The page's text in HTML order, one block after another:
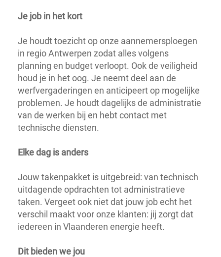
Je job in het kort
Je houdt toezicht op onze aannemersploegen
in regio Antwerpen zodat alles volgens
planning en budget verloopt. Ook de veiligheid
houd je in het oog. Je neemt deel aan de
werfvergaderingen en anticipeert op mogelijke
problemen. Je houdt dagelijks de administratie
van de werken bij en hebt contact met
technische diensten.
Elke dag is anders
Jouw takenpakket is uitgebreid: van technisch
uitdagende opdrachten tot administratieve
taken. Vergeet ook niet dat jouw job echt het
verschil maakt voor onze klanten: jij zorgt dat
iedereen in Vlaanderen energie heeft.
Dit bieden we jou